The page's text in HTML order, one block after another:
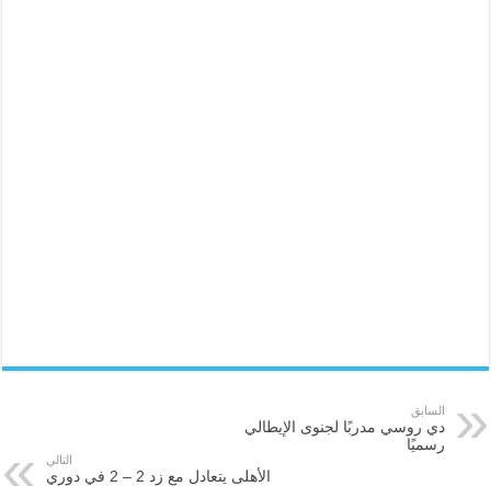
السابق
دي روسي مدربًا لجنوى الإيطالي
رسميًا
التالي
الأهلى يتعادل مع زد 2 – 2 في دوري